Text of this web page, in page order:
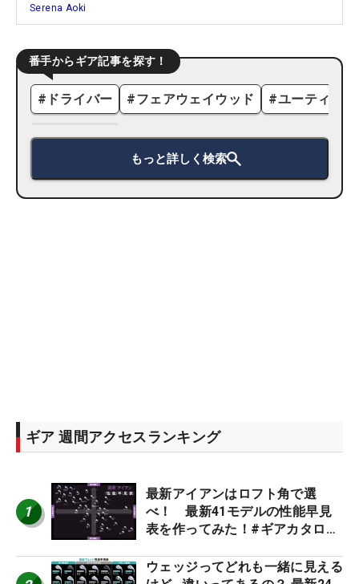
Serena Aoki
番手からギア記事を探す！
# ドライバー #フェアウェイウッド #ユーティリ
もっと詳しく検索
ギア 週間アクセスランキング
1
最新アイアンはロフト角で選
べ！ 最新41モデルの性能早見
表を作ってみた！#ギアカタログ
ウェッジってどれも一緒に見える